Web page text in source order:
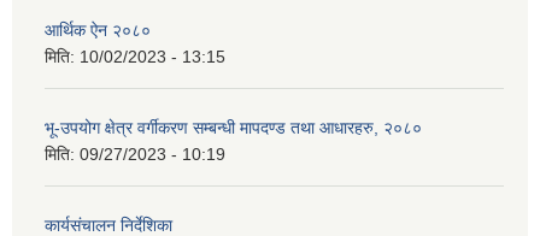
आर्थिक ऐन २०८०
मिति: 10/02/2023 - 13:15
भू-उपयोग क्षेत्र वर्गीकरण सम्बन्धी मापदण्ड तथा आधारहरु, २०८०
मिति: 09/27/2023 - 10:19
कार्यसंचालन निर्देशिका